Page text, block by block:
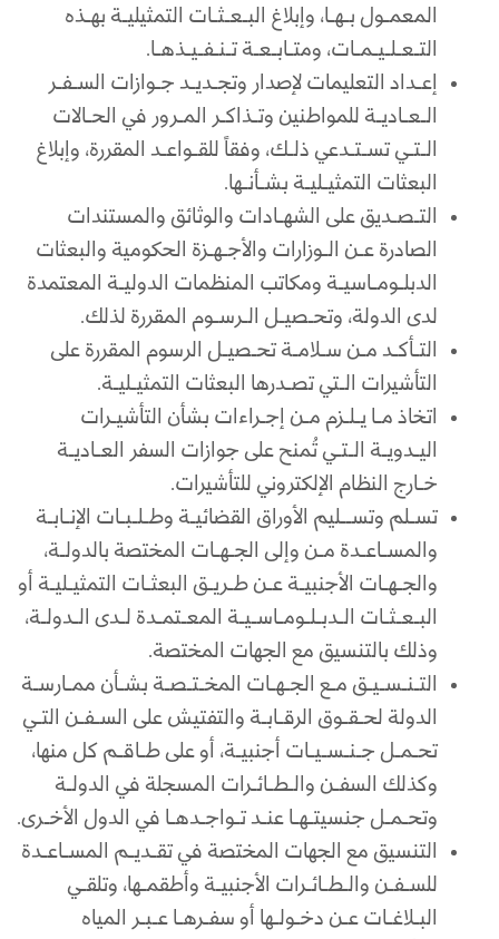
المعمـول بـهـا، وإبلاغ البـعـثـات التمثيليـة بهـذه
التـعـلـيـمـات، ومتـابـعـة تـنـفـيـذهـا.
إعـداد التعليمات لإصدار وتجـديـد جـوازات السـفـر
الـعـاديـة للمواطنين وتـذاكـر المـرور في الحـالات
الـتـي تسـتـدعي ذلـك، وفقاً للقـواعـد المقررة، وإبلاغ
البعثات التمثيـليـة بشـأنـها.
التـصـديق على الشهـادات والوثائق والمستندات
الصادرة عـن الـوزارات والأجـهـزة الحكومية والبعثات
الدبلـومـاسيـة ومكاتب المنظمات الدوليـة المعتمدة
لدى الدولة، وتحـصيـل الـرسـوم المقررة لذلك.
التـأكـد مـن سـلامـة تحـصيـل الرسوم المقررة على
التأشيرات الـتي تصـدرها البعثات التمثيـليـة.
اتخاذ مـا يـلـزم مـن إجـراءات بشأن التأشيـرات
اليـدويـة الـتـي تُمنح على جوازات السفر العـاديـة
خـارج النظام الإلكتروني للتأشيرات.
تسـلم وتســليم الأوراق القضائيـة وطـلـبـات الإنـابـة
والمسـاعـدة مـن وإلى الجـهـات المختصة بالدولـة،
والجـهـات الأجنبيـة عـن طـريـق البعثـات التمثيـليـة أو
البـعـثـات الـدبـلـومـاسـيـة المعـتمـدة لـدى الـدولـة،
وذلك بالتنسيق مع الجهات المختصة.
التـنـسـيـق مـع الجـهـات المخـتـصـة بشـأن ممـارسـة
الدولة لحـقـوق الرقـابـة والتفتيش على السـفـن التـي
تحـمـل جـنـسـيـات أجنبيـة، أو على طـاقـم كل منها،
وكذلك السفـن والـطـائـرات المسجلة في الدولـة
وتحـمـل جنسيتـهـا عنـد تـواجـدهـا في الدول الأخـرى.
التنسيق مع الجهات المختصة في تقـديـم المسـاعـدة
للسـفـن والـطـائـرات الأجنبيـة وأطقمـها، وتلقـي
البـلاغـات عـن دخـولـها أو سفـرهـا عـبـر المياه